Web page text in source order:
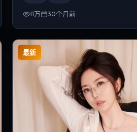
11万 30个月前
最新